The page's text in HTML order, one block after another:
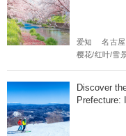
爱知 名古屋
樱花/红叶/雪
Discover
Prefecture: